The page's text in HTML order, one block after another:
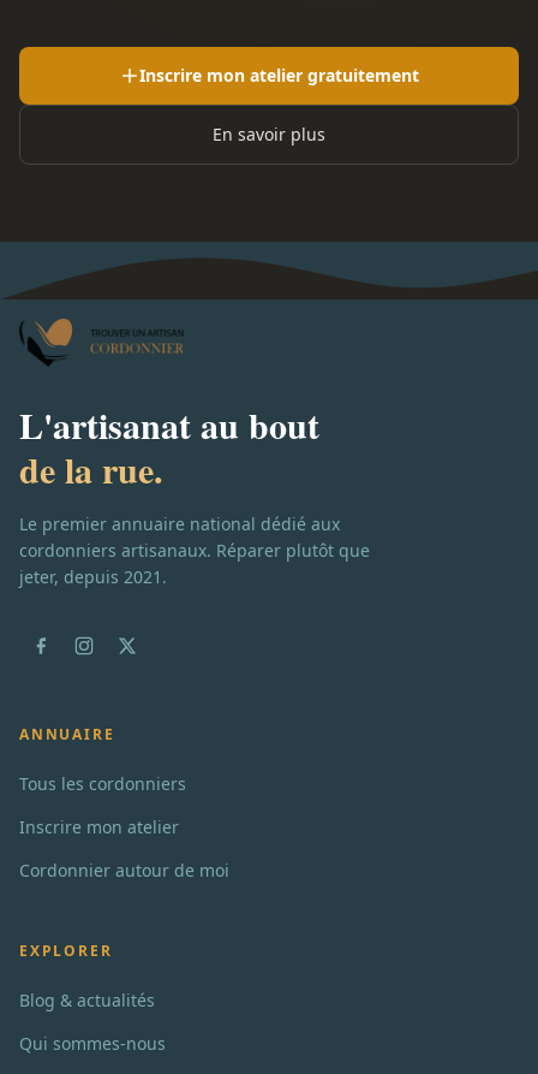
Inscrire mon atelier gratuitement
En savoir plus
L'artisanat au bout
de la rue.
Le premier annuaire national dédié aux
cordonniers artisanaux. Réparer plutôt que
jeter, depuis 2021.
ANNUAIRE
Tous les cordonniers
Inscrire mon atelier
Cordonnier autour de moi
EXPLORER
Blog & actualités
Qui sommes-nous